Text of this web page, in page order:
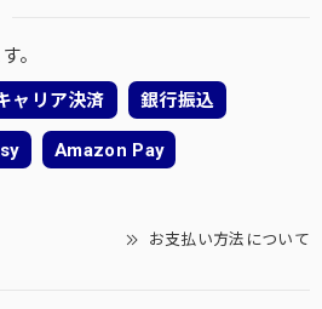
。
ャリア決済 銀行振込
Amazon Pay
お支払い方法について